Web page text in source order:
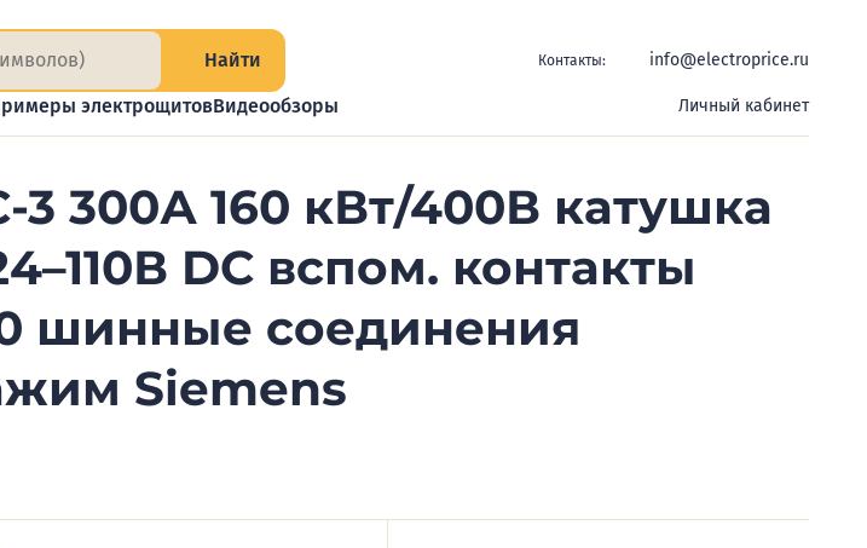
Найти Контакты: info@electroprice.ru
электрощитовВидеообзоры Личный кабинет
3 300А 160 кВт/400В катушка
DC вспом. контакты
шинные соединения
Siemens